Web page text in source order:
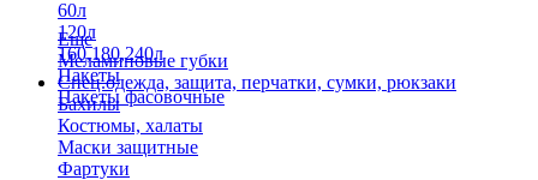
60л
120л
160,180,240л
Пакеты
Пакеты фасовочные
Еще
Меламиновые губки
Спец.одежда, защита, перчатки, сумки, рюкзаки
Бахилы
Костюмы, халаты
Маски защитные
Фартуки